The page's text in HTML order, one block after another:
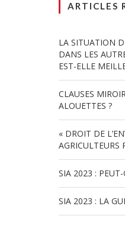
ARTICLES
LA SITUATION
DANS LES
EST-ELLE
CLAUSES
ALOUETTES ?
« DROIT DE
AGRICULTEURS
SIA 2023 :
SIA 2023 : LA